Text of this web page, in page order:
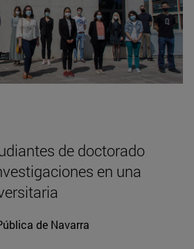
de doctorado
en una
de Navarra